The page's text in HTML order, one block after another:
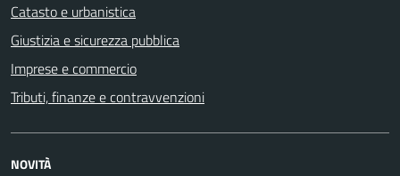
Catasto e urbanistica
Giustizia e sicurezza pubblica
Imprese e commercio
Tributi, finanze e contravvenzioni
NOVITÀ